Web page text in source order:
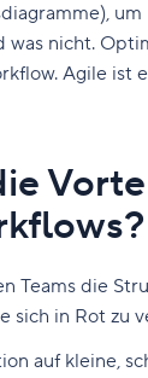
um
nicht.
Agile ist
Teams die
sich in Rot zu
auf kleine,